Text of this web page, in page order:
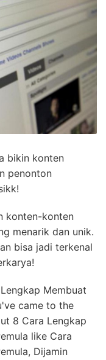
bikin konten
penonton
konten-konten
menarik dan unik.
bisa jadi terkenal
Membuat
came to the
8 Cara Lengkap
like Cara
Dijamin